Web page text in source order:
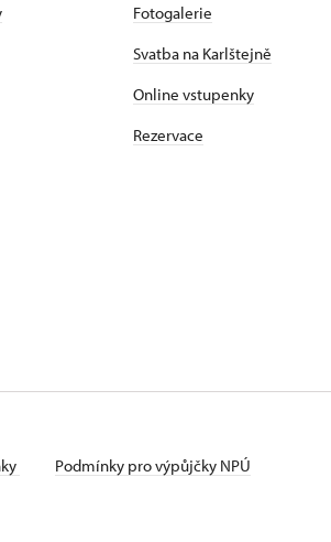
Fotogalerie
Svatba na Karlštejně
Online vstupenky
Rezervace
Podmínky pro výpůjčky NPÚ